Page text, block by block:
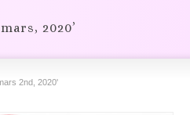
2020’
2nd, 2020'